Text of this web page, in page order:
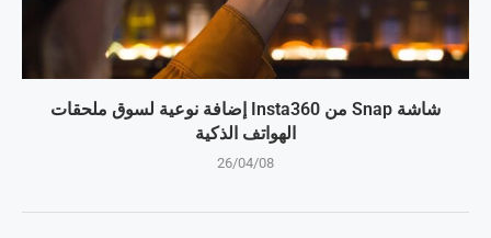
شاشة Snap من Insta360 إضافة نوعية لسوق ملحقات
الهواتف الذكية
26/04/08